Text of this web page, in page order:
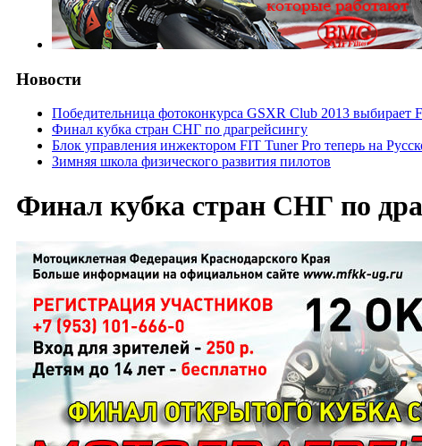
Новости
Победительница фотоконкурса GSXR Club 2013 выбирает
Финал кубка стран СНГ по драгрейсингу
Блок управления инжектором FIT Tuner Pro теперь на
Зимняя школа физического развития пилотов
Финал кубка стран СНГ по